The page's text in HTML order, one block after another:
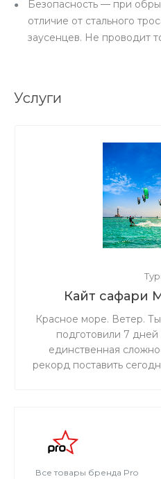
Безопасность — при
отличие от стального
заусенцев. Не проводит
Услуги
Кайт сафари
Красное море. Ветер.
подготовили 7 дней
единственная
рекорд поставить
надежных руках.
фото каждого момента
релакс:
Все товары бренда Pro